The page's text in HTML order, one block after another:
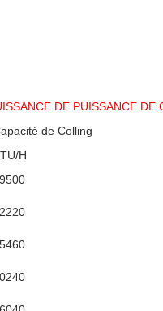
DE PUISSANCE DE
de Colling
H